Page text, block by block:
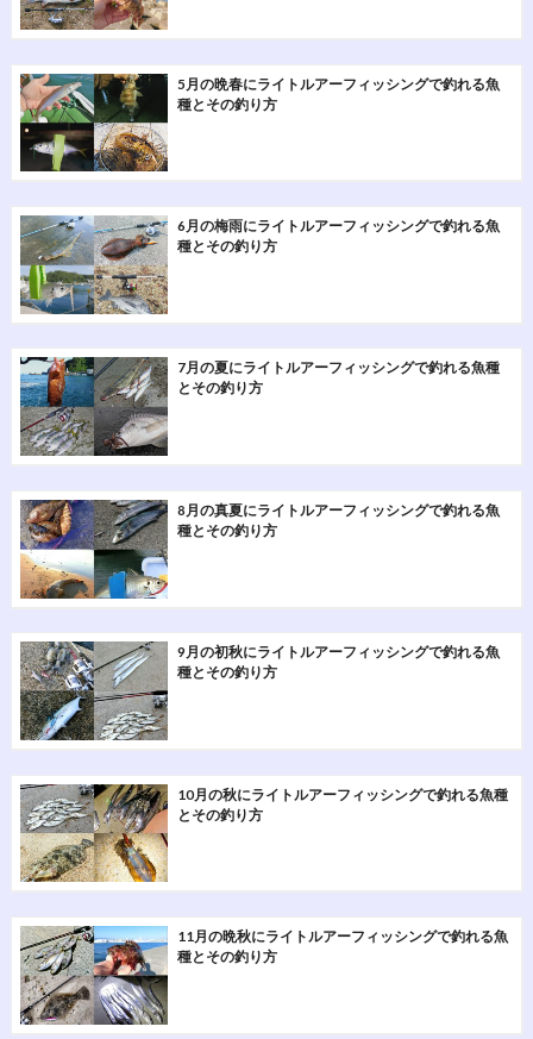
5月の晩春にライトルアーフィッシングで釣れる魚
種とその釣り方
6月の梅雨にライトルアーフィッシングで釣れる魚
種とその釣り方
7月の夏にライトルアーフィッシングで釣れる魚種
とその釣り方
8月の真夏にライトルアーフィッシングで釣れる魚
種とその釣り方
9月の初秋にライトルアーフィッシングで釣れる魚
種とその釣り方
10月の秋にライトルアーフィッシングで釣れる魚種
とその釣り方
11月の晩秋にライトルアーフィッシングで釣れる魚
種とその釣り方